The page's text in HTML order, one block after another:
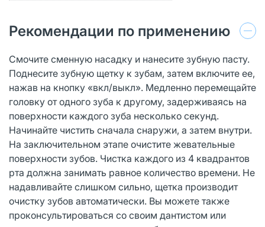
Рекомендации по применению
Смочите сменную насадку и нанесите зубную пасту.
Поднесите зубную щетку к зубам, затем включите ее,
нажав на кнопку «вкл/выкл». Медленно перемещайте
головку от одного зуба к другому, задерживаясь на
поверхности каждого зуба несколько секунд.
Начинайте чистить сначала снаружи, а затем внутри.
На заключительном этапе очистите жевательные
поверхности зубов. Чистка каждого из 4 квадрантов
рта должна занимать равное количество времени. Не
надавливайте слишком сильно, щетка производит
очистку зубов автоматически. Вы можете также
проконсультироваться со своим дантистом или